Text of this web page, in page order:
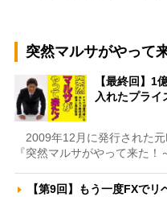
突然マルサがやって
【最終回】1
入れたプラ
2009年12月に発行された
『突然マルサがやって来た
【第9回】もう一度FXで